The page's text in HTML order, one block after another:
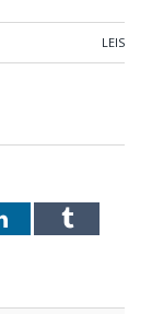
LEIS
LinkedInTumblr